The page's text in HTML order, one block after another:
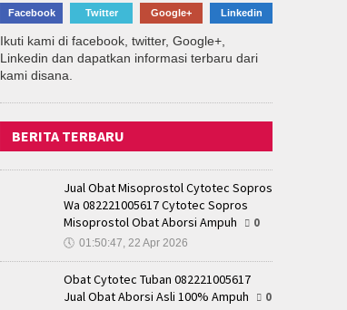
Facebook Twitter Google+ Linkedin
Ikuti kami di facebook, twitter, Google+,
Linkedin dan dapatkan informasi terbaru dari
kami disana.
BERITA TERBARU
Jual Obat Misoprostol Cytotec Sopros
Wa 082221005617 Cytotec Sopros
Misoprostol Obat Aborsi Ampuh
0
🕔 01:50:47, 22 Apr 2026
Obat Cytotec Tuban 082221005617
Jual Obat Aborsi Asli 100% Ampuh
0